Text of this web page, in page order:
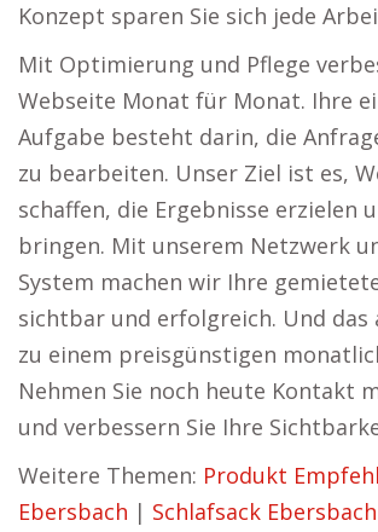
Konzept sparen Sie sich jede
Mit Optimierung und Pflege
Webseite Monat für Monat. Ihre
Aufgabe besteht darin, die
zu bearbeiten. Unser Ziel ist es,
schaffen, die Ergebnisse erzielen
bringen. Mit unserem Netzwerk
System machen wir Ihre
sichtbar und erfolgreich. Und das
zu einem preisgünstigen
Nehmen Sie noch heute Kontakt
und verbessern Sie Ihre
Weitere Themen: Produkt
Ebersbach | Schlafsack Ebersbach